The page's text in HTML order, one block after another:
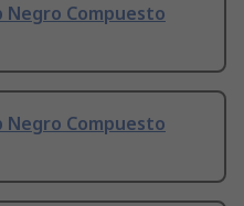
Negro Compuesto
Negro Compuesto